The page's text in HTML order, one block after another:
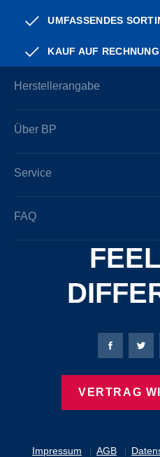
UMFASSENDES
KAUF AUF RECHNUNG
Herstellerangabe
Über BP
Service
FAQ
Impressum AGB
VERTRAG